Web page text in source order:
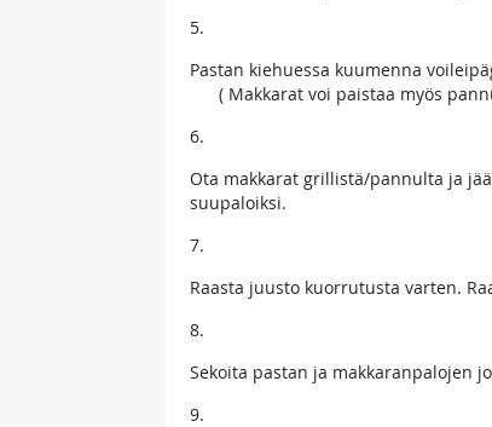
5.
Pastan kiehuessa kuumenna
( Makkarat voi paistaa myös
6.
Ota makkarat grillistä/pannulta ja
suupaloiksi.
7.
Raasta juusto kuorrutusta varten.
8.
Sekoita pastan ja makkaranpalojen
9.